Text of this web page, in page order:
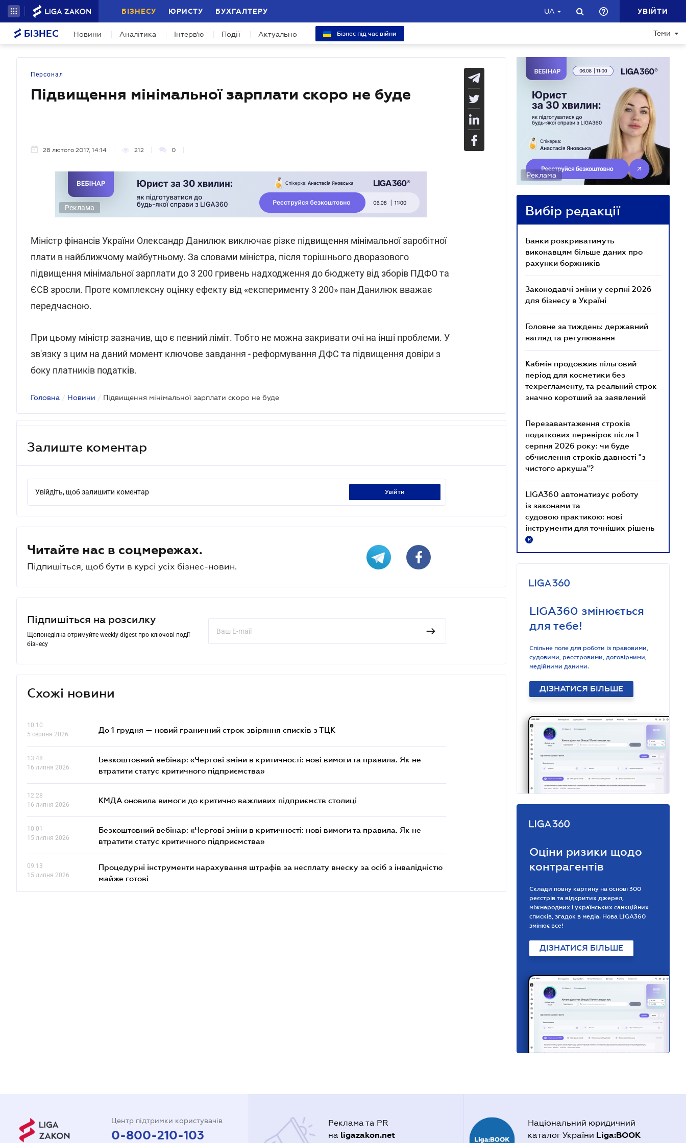
БІЗНЕСУ ЮРИСТУ БУХГАЛТЕРУ UA УВІЙТИ
БІЗНЕС Новини Аналітика Інтерв'ю Події Актуально Бізнес під час війни Теми
Персонал
Підвищення мінімальної зарплати скоро не буде
28 лютого 2017, 14:14 212 0
Реклама
Міністр фінансів України Олександр Данилюк виключає різке підвищення мінімальної заробітної
плати в найближчому майбутньому. За словами міністра, після торішнього дворазового
підвищення мінімальної зарплати до 3 200 гривень надходження до бюджету від зборів ПДФО та
ЄСВ зросли. Проте комплексну оцінку ефекту від «експерименту 3 200» пан Данилюк вважає
передчасною.
При цьому міністр зазначив, що є певний ліміт. Тобто не можна закривати очі на інші проблеми. У
зв'язку з цим на даний момент ключове завдання - реформування ДФС та підвищення довіри з
боку платників податків.
Головна / Новини / Підвищення мінімальної зарплати скоро не буде
Залиште коментар
Увійдіть, щоб залишити коментар увійти
Читайте нас в соцмережах.
Підпишіться, щоб бути в курсі усіх бізнес-новин.
Підпишіться на розсилку
Щопонеділка отримуйте weekly-digest про ключові події
бізнесу
Схожі новини
10.10
5 серпня 2026
До 1 грудня — новий граничний строк звіряння списків з ТЦК
13.48
16 липня 2026
Безкоштовний вебінар: «Чергові зміни в критичності: нові вимоги та правила. Як не
втратити статус критичного підприємства»
12.28
16 липня 2026
КМДА оновила вимоги до критично важливих підприємств столиці
10.01
15 липня 2026
Безкоштовний вебінар: «Чергові зміни в критичності: нові вимоги та правила. Як не
втратити статус критичного підприємства»
09.13
15 липня 2026
Процедурні інструменти нарахування штрафів за несплату внеску за осіб з інвалідністю
майже готові
Реклама
Вибір редакції
Банки розкриватимуть
виконавцям більше даних про
рахунки боржників
Законодавчі зміни у серпні 2026
для бізнесу в Україні
Головне за тиждень: державний
нагляд та регулювання
Кабмін продовжив пільговий
період для косметики без
техрегламенту, та реальний строк
значно коротший за заявлений
Перезавантаження строків
податкових перевірок після 1
серпня 2026 року: чи буде
обчислення строків давності "з
чистого аркуша"?
LIGA360 автоматизує роботу
із законами та
судовою практикою: нові
інструменти для точніших рішень
R
LIGA360 змінюється
для тебе!
Спільне поле для роботи із правовими,
судовими, реєстровими, договірними,
медійними даними.
ДІЗНАТИСЯ БІЛЬШЕ
Оціни ризики щодо
контрагентів
Склади повну картину на основі 300
реєстрів та відкритих джерел,
міжнародних і українських санкційних
списків, згадок в медіа. Нова LIGA360
змінює все!
ДІЗНАТИСЯ БІЛЬШЕ
Центр підтримки користувачів
0-800-210-103
Реклама та PR
на ligazakon.net
Національний юридичний
каталог України Liga:BOOK